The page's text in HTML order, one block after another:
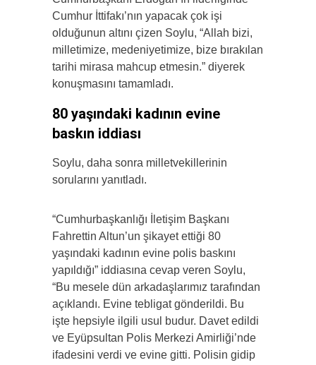
Cumhur İttifakı’nın yapacak çok işi
olduğunun altını çizen Soylu, “Allah bizi,
milletimize, medeniyetimize, bize bırakılan
tarihi mirasa mahcup etmesin.” diyerek
konuşmasını tamamladı.
80 yaşındaki kadının evine
baskın iddiası
Soylu, daha sonra milletvekillerinin
sorularını yanıtladı.
“Cumhurbaşkanlığı İletişim Başkanı
Fahrettin Altun’un şikayet ettiği 80
yaşındaki kadının evine polis baskını
yapıldığı” iddiasına cevap veren Soylu,
“Bu mesele dün arkadaşlarımız tarafından
açıklandı. Evine tebligat gönderildi. Bu
işte hepsiyle ilgili usul budur. Davet edildi
ve Eyüpsultan Polis Merkezi Amirliği’nde
ifadesini verdi ve evine gitti. Polisin gidip